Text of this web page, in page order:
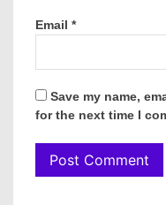
Email *
Save my name,
for the next time I